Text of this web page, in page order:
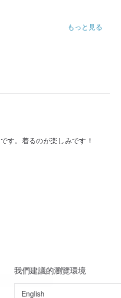
もっと見る
す。着るのが楽しみです！
のが速かった
我們建議的瀏覽環境